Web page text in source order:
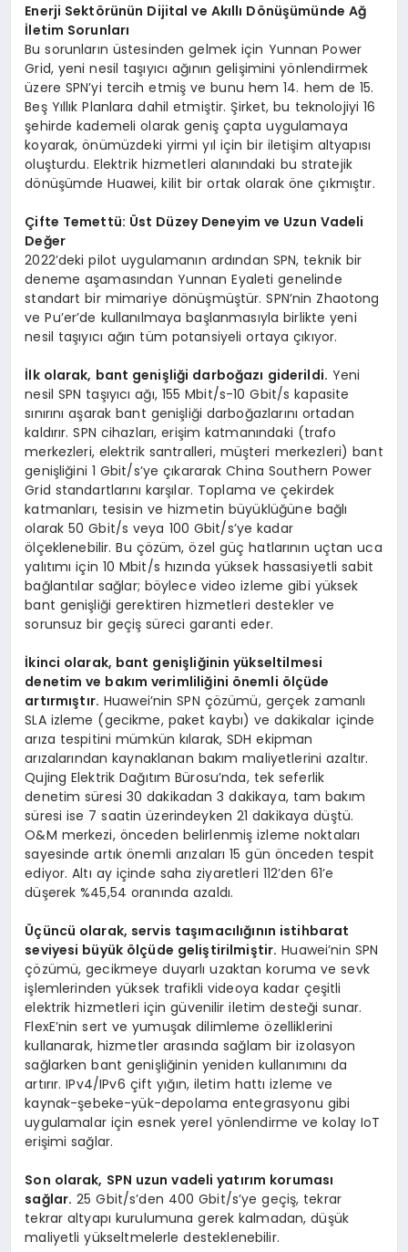
Enerji Sektörünün Dijital ve Akıllı Dönüşümünde Ağ
İletim Sorunları
Bu sorunların üstesinden gelmek için Yunnan Power
Grid, yeni nesil taşıyıcı ağının gelişimini yönlendirmek
üzere SPN’yi tercih etmiş ve bunu hem 14. hem de 15.
Beş Yıllık Planlara dahil etmiştir. Şirket, bu teknolojiyi 16
şehirde kademeli olarak geniş çapta uygulamaya
koyarak, önümüzdeki yirmi yıl için bir iletişim altyapısı
oluşturdu. Elektrik hizmetleri alanındaki bu stratejik
dönüşümde Huawei, kilit bir ortak olarak öne çıkmıştır.
Çifte Temettü: Üst Düzey Deneyim ve Uzun Vadeli
Değer
2022’deki pilot uygulamanın ardından SPN, teknik bir
deneme aşamasından Yunnan Eyaleti genelinde
standart bir mimariye dönüşmüştür. SPN’nin Zhaotong
ve Pu’er’de kullanılmaya başlanmasıyla birlikte yeni
nesil taşıyıcı ağın tüm potansiyeli ortaya çıkıyor.
İlk olarak, bant genişliği darboğazı giderildi. Yeni
nesil SPN taşıyıcı ağı, 155 Mbit/s-10 Gbit/s kapasite
sınırını aşarak bant genişliği darboğazlarını ortadan
kaldırır. SPN cihazları, erişim katmanındaki (trafo
merkezleri, elektrik santralleri, müşteri merkezleri) bant
genişliğini 1 Gbit/s’ye çıkararak China Southern Power
Grid standartlarını karşılar. Toplama ve çekirdek
katmanları, tesisin ve hizmetin büyüklüğüne bağlı
olarak 50 Gbit/s veya 100 Gbit/s’ye kadar
ölçeklenebilir. Bu çözüm, özel güç hatlarının uçtan uca
yalıtımı için 10 Mbit/s hızında yüksek hassasiyetli sabit
bağlantılar sağlar; böylece video izleme gibi yüksek
bant genişliği gerektiren hizmetleri destekler ve
sorunsuz bir geçiş süreci garanti eder.
İkinci olarak, bant genişliğinin yükseltilmesi
denetim ve bakım verimliliğini önemli ölçüde
artırmıştır. Huawei’nin SPN çözümü, gerçek zamanlı
SLA izleme (gecikme, paket kaybı) ve dakikalar içinde
arıza tespitini mümkün kılarak, SDH ekipman
arızalarından kaynaklanan bakım maliyetlerini azaltır.
Qujing Elektrik Dağıtım Bürosu’nda, tek seferlik
denetim süresi 30 dakikadan 3 dakikaya, tam bakım
süresi ise 7 saatin üzerindeyken 21 dakikaya düştü.
O&M merkezi, önceden belirlenmiş izleme noktaları
sayesinde artık önemli arızaları 15 gün önceden tespit
ediyor. Altı ay içinde saha ziyaretleri 112’den 61’e
düşerek %45,54 oranında azaldı.
Üçüncü olarak, servis taşımacılığının istihbarat
seviyesi büyük ölçüde geliştirilmiştir. Huawei’nin SPN
çözümü, gecikmeye duyarlı uzaktan koruma ve sevk
işlemlerinden yüksek trafikli videoya kadar çeşitli
elektrik hizmetleri için güvenilir iletim desteği sunar.
FlexE’nin sert ve yumuşak dilimleme özelliklerini
kullanarak, hizmetler arasında sağlam bir izolasyon
sağlarken bant genişliğinin yeniden kullanımını da
artırır. IPv4/IPv6 çift yığın, iletim hattı izleme ve
kaynak-şebeke-yük-depolama entegrasyonu gibi
uygulamalar için esnek yerel yönlendirme ve kolay IoT
erişimi sağlar.
Son olarak, SPN uzun vadeli yatırım koruması
sağlar. 25 Gbit/s’den 400 Gbit/s’ye geçiş, tekrar
tekrar altyapı kurulumuna gerek kalmadan, düşük
maliyetli yükseltmelerle desteklenebilir.